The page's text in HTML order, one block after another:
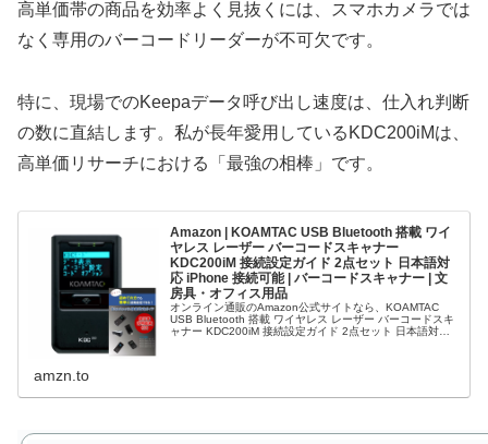
高単価帯の商品を効率よく見抜くには、スマホカメラでは
なく専用のバーコードリーダーが不可欠です。
特に、現場でのKeepaデータ呼び出し速度は、仕入れ判断
の数に直結します。私が長年愛用しているKDC200iMは、
高単価リサーチにおける「最強の相棒」です。
Amazon | KOAMTAC USB Bluetooth 搭載 ワイ
ヤレス レーザー バーコードスキャナー
KDC200iM 接続設定ガイド 2点セット 日本語対
応 iPhone 接続可能 | バーコードスキャナー | 文
房具・オフィス用品
オンライン通販のAmazon公式サイトなら、KOAMTAC
USB Bluetooth 搭載 ワイヤレス レーザー バーコードスキ
ャナー KDC200iM 接続設定ガイド 2点セット 日本語対応
amzn.to